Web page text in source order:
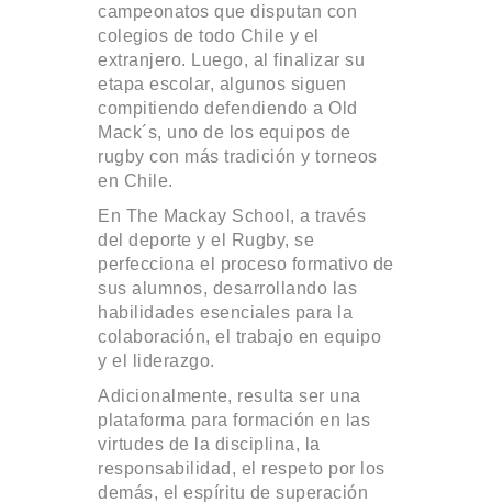
campeonatos que disputan con
colegios de todo Chile y el
extranjero. Luego, al finalizar su
etapa escolar, algunos siguen
compitiendo defendiendo a Old
Mack´s, uno de los equipos de
rugby con más tradición y torneos
en Chile.
En The Mackay School, a través
del deporte y el Rugby, se
perfecciona el proceso formativo de
sus alumnos, desarrollando las
habilidades esenciales para la
colaboración, el trabajo en equipo
y el liderazgo.
Adicionalmente, resulta ser una
plataforma para formación en las
virtudes de la disciplina, la
responsabilidad, el respeto por los
demás, el espíritu de superación